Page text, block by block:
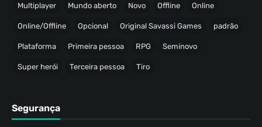
Multiplayer Mundo aberto Novo Offline Online
Online/Offline Opcional Original Savassi Games padrão
Plataforma Primeira pessoa RPG Seminovo
Super herói Terceira pessoa Tiro
Segurança